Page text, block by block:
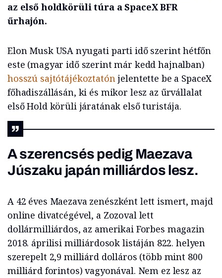
az első holdkörüli túra a SpaceX BFR
űrhajón.
Elon Musk USA nyugati parti idő szerint hétfőn
este (magyar idő szerint már kedd hajnalban)
hosszú sajtótájékoztatónjelentette be a SpaceX
főhadiszállásán, ki és mikor lesz az űrvállalat
első Hold körüli járatának első turistája.
A szerencsés pedig Maezava
Júszaku japán milliárdos lesz.
A 42 éves Maezava zenészként lett ismert, majd
online divatcégével, a Zozoval lett
dollármilliárdos, az amerikai Forbes magazin
2018. áprilisi milliárdosok listáján 822. helyen
szerepelt 2,9 milliárd dolláros (több mint 800
milliárd forintos) vagyonával. Nem ez lesz az